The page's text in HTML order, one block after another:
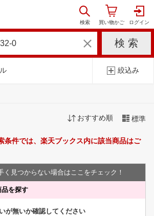
絞込み
おすすめ順 標準
条件では、楽天ブックス内に該当商品はご
く見つからない場合はここをチェック！
品を探す
が無いか確認してください